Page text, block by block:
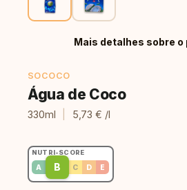
Mais detalhes sobre o
SOCOCO
Água de Coco
330ml 5,73 € /l
NUTRI-SCORE
A B C D E